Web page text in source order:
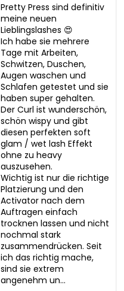
Pretty Press sind definitiv
meine neuen
Lieblingslashes 😍
Ich habe sie mehrere
Tage mit Arbeiten,
Schwitzen, Duschen,
Augen waschen und
Schlafen getestet und sie
haben super gehalten.
Der Curl ist wunderschön,
schön wispy und gibt
diesen perfekten soft
glam / wet lash Effekt
ohne zu heavy
auszusehen.
Wichtig ist nur die richtige
Platzierung und den
Activator nach dem
Auftragen einfach
trocknen lassen und nicht
nochmal stark
zusammendrücken. Seit
ich das richtig mache,
sind sie extrem
angenehm un...